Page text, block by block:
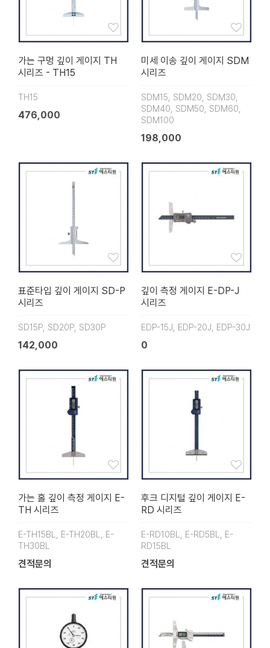
가는 구멍 깊이 게이지 TH
시리즈 - TH15
TH15
476,000
미세 이송 깊이 게이지 SDM
시리즈
SDM15, SDM20, SDM30,
SDM40, SDM50, SDM60,
SDM100
198,000
표준타입 깊이 게이지 SD-P
시리즈
SD15P, SD20P, SD30P
142,000
깊이 측정 게이지 E-DP-J
시리즈
EDP-15J, EDP-20J, EDP-30J
0
가는 홀 깊이 측정 게이지 E-
TH 시리즈
E-TH15BL, E-TH20BL, E-
TH30BL
견적문의
후크 디지털 깊이 게이지 E-
RD 시리즈
E-RD10BL, E-RD5BL, E-
RD15BL
견적문의